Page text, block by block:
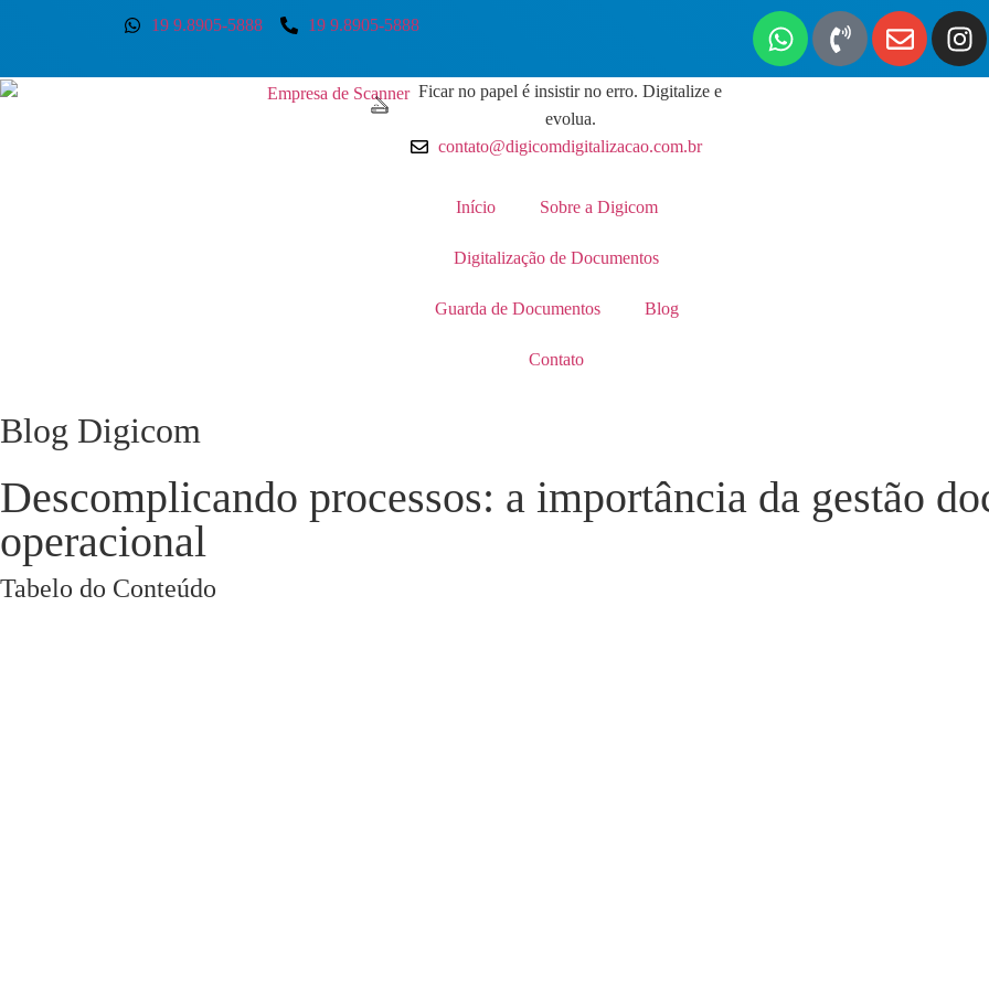
19 9.8905-5888 19 9.8905-5888
Ficar no papel é insistir no erro. Digitalize e
evolua.
contato@digicomdigitalizacao.com.br
Início Sobre a Digicom
Digitalização de Documentos
Guarda de Documentos Blog
Contato
Blog Digicom
Descomplicando processos: a importância da gestão
operacional
Tabelo do Conteúdo